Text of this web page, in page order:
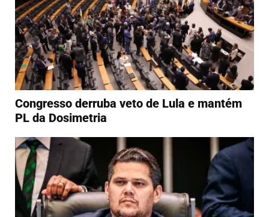
Congresso derruba veto de Lula e mantém
PL da Dosimetria